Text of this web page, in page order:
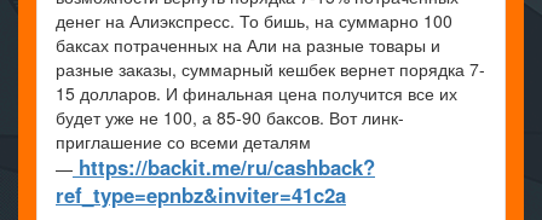
денег на Алиэкспресс. То бишь, на суммарно 100
баксах потраченных на Али на разные товары и
разные заказы, суммарный кешбек вернет порядка 7-
15 долларов. И финальная цена получится все их
будет уже не 100, а 85-90 баксов. Вот линк-
приглашение со всеми деталям
— https://backit.me/ru/cashback?
ref_type=epnbz&inviter=41c2a